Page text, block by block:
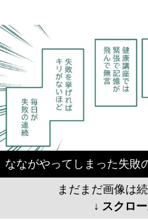
なながやってしまった失敗
まだまだ画像は
↓ スクロ